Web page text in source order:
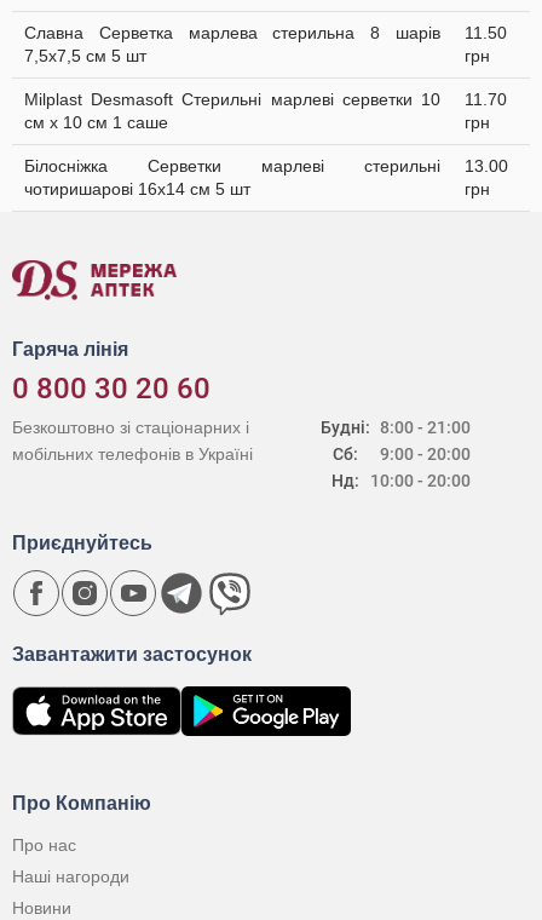
Славна Серветка марлева стерильна 8 шарів
7,5х7,5 см 5 шт
11.50
грн
Milplast Desmasoft Стерильні марлеві серветки 10
см x 10 см 1 саше
11.70
грн
Білосніжка Серветки марлеві стерильні
чотиришарові 16x14 cм 5 шт
13.00
грн
Гаряча лінія
0 800 30 20 60
Будні:
Сб:
Нд:
8:00 - 21:00
9:00 - 20:00
10:00 - 20:00
Безкоштовно зі стаціонарних і
мобільних телефонів в Україні
Про Компанію
Про нас
Наші нагороди
Новини
Завантажити застосунок
Приєднуйтесь